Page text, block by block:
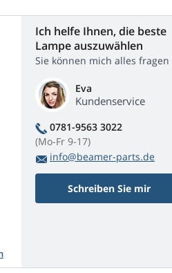
Ich helfe Ihnen, die beste
Lampe auszuwählen
Sie können mich alles fragen
Eva
Kundenservice
0781-9563 3022
(Mo-Fr 9-17)
info@beamer-parts.de
Schreiben Sie mir